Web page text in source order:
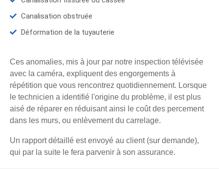
Canalisation obstruée
Déformation de la tuyauterie
Ces anomalies, mis à jour par notre inspection télévisée
avec la caméra, expliquent des engorgements à
répétition que vous rencontrez quotidiennement. Lorsque
le technicien a identifié l'origine du problème, il est plus
aisé de réparer en réduisant ainsi le coût des percement
dans les murs, ou enlèvement du carrelage.
Un rapport détaillé est envoyé au client (sur demande),
qui par la suite le fera parvenir à son assurance.